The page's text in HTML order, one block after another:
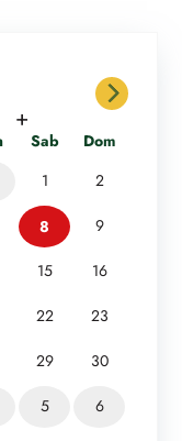
+
next
Sab Dom
1 2
8 9
15 16
22 23
29 30
5 6